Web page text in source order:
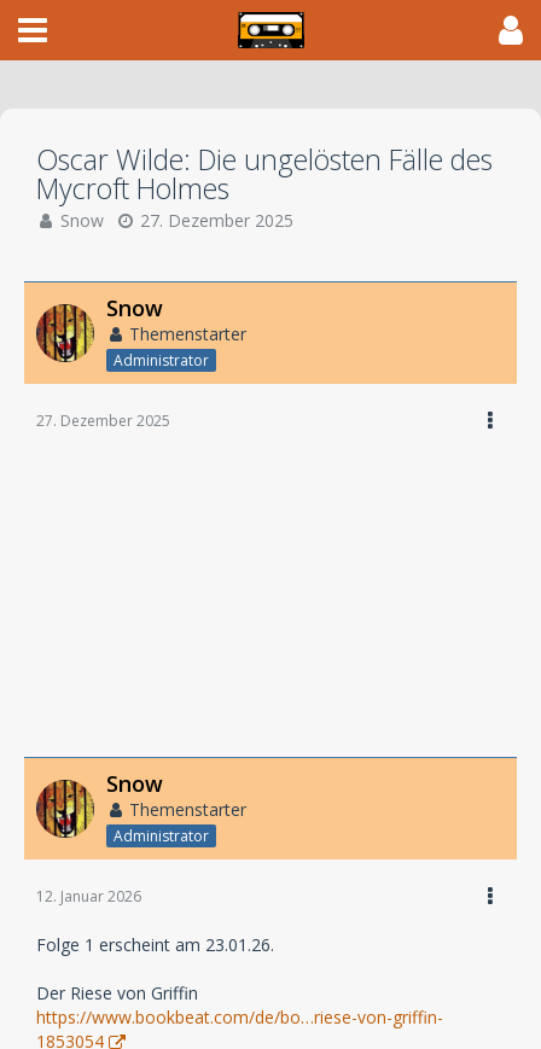
Oscar Wilde: Die ungelösten Fälle des
Mycroft Holmes
Snow 27. Dezember 2025
Snow
Themenstarter
Administrator
27. Dezember 2025
Snow
Themenstarter
Administrator
12. Januar 2026
Folge 1 erscheint am 23.01.26.
Der Riese von Griffin
https://www.bookbeat.com/de/bo…riese-von-griffin-
1853054